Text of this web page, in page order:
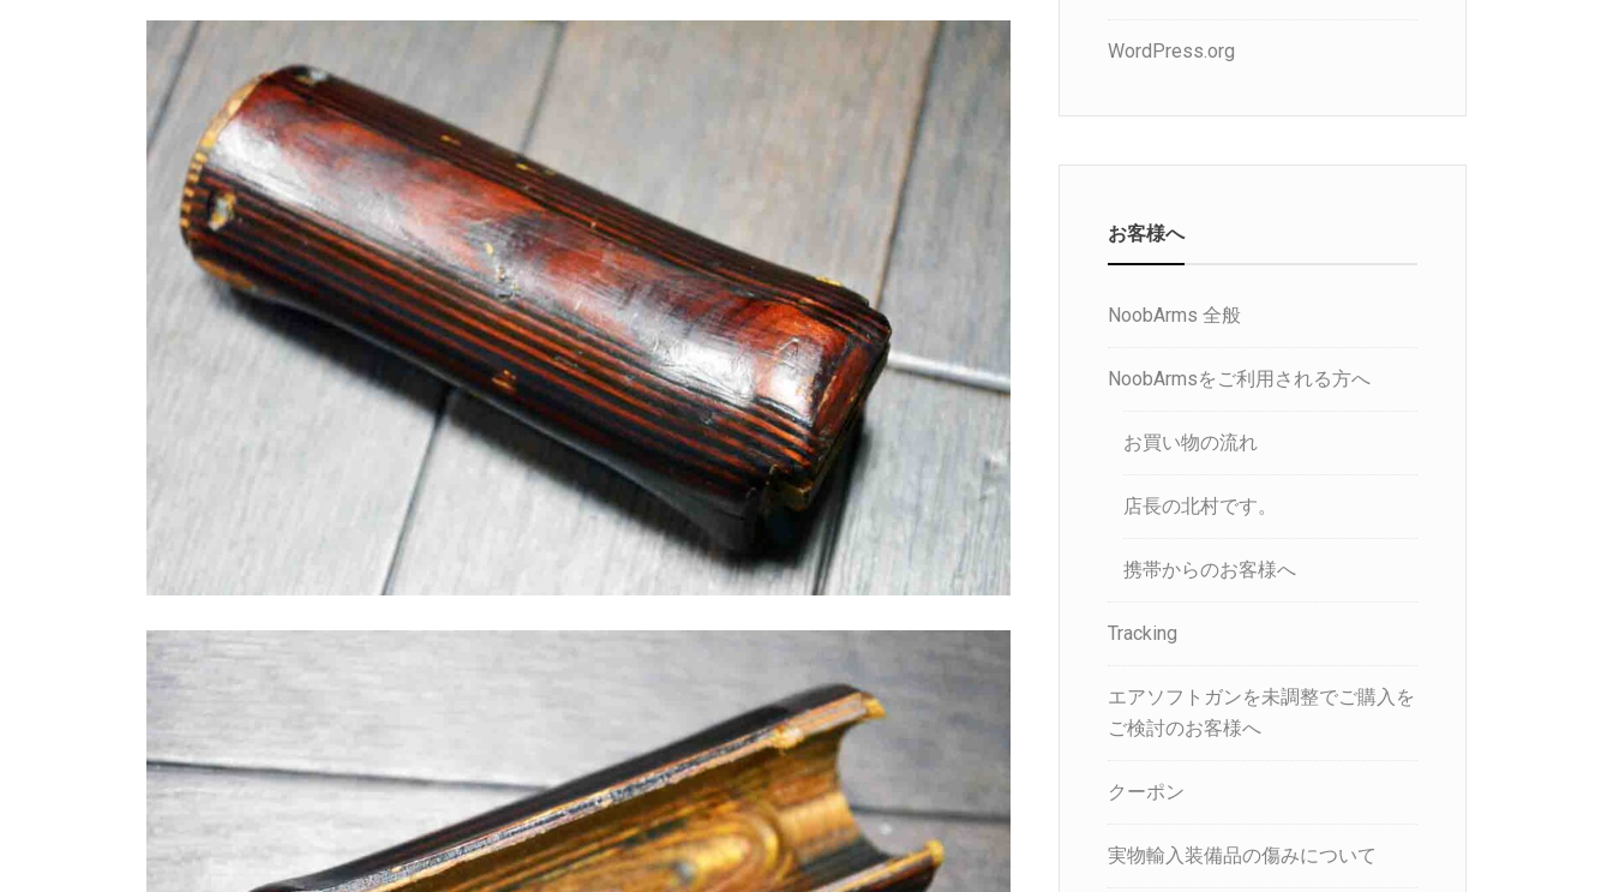
WordPress.org
お客様へ
NoobArms 全般
NoobArmsをご利用される方へ
お買い物の流れ
店長の北村です。
携帯からのお客様へ
Tracking
エアソフトガンを未調整でご購入を
ご検討のお客様へ
クーポン
実物輸入装備品の傷みについて